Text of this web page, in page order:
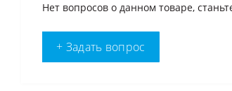
Нет вопросов о данном товаре,
+ Задать вопрос